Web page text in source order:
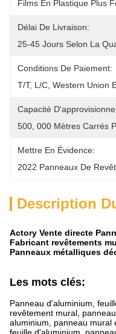
Films En Plastique Plus
Délai De Livraison:
25-45 Jours Selon La
Conditions De Paiement:
T/T, L/C, Western Union
Capacité
500, 000 Mètres Carrés
Mettre En Évidence:
2022 Panneaux De
Description
Actory Vente directe
Fabricant revêtements
Panneaux métalliques
Les mots clés:
Panneau d'aluminium,
revêtement mural,
aluminium, panneau mural